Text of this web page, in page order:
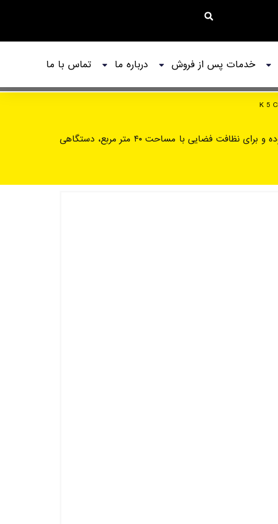
خدمات پس از فروش درباره ما تماس با ما
کارواش کارچر مدل K 5 Compact، دارای فضای خلاقانه‌ای برای ذخیره شلنگ است. حمل و نقل این واترجت بسیار آسان بوده و برای نظافت فضایی با مساحت ۴۰ متر مربع، دستگاهی